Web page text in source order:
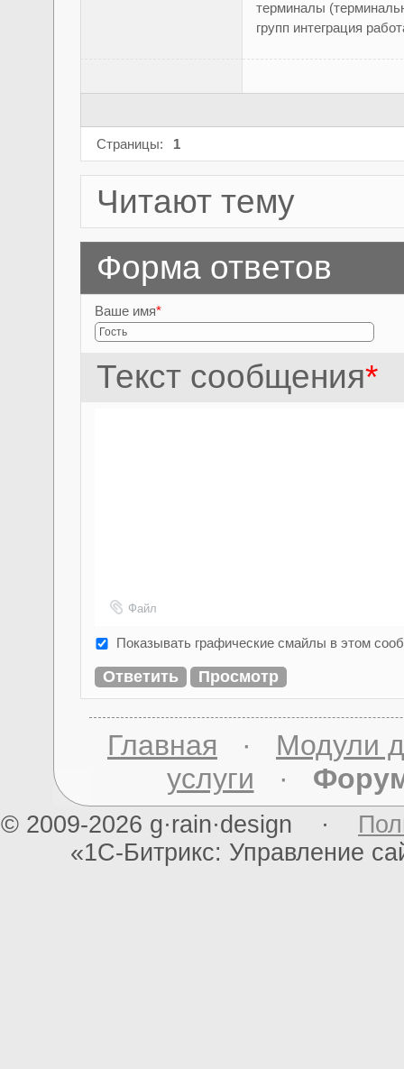
терминалы
групп интеграция
Страницы: 1
Читают тему
Форма ответов
Ваше имя*
Текст сообщения*
Файл
Показывать графические смайлы в этом
Главная · Модули
услуги ·
© 2009-2026 g·rain·design ·
«1С-Битрикс: Управление